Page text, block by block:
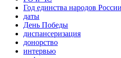
Год единства народов России
даты
День Победы
диспансеризация
донорство
интервью